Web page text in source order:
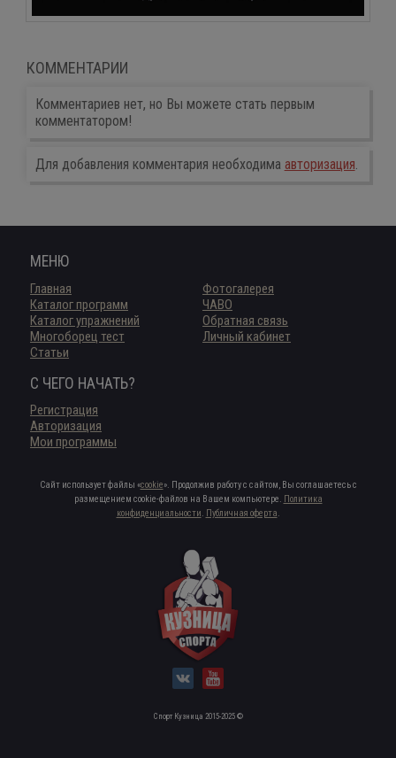
КОММЕНТАРИИ
Комментариев нет, но Вы можете стать первым
комментатором!
Для добавления комментария необходима авторизация.
МЕНЮ
Главная
Каталог программ
Каталог упражнений
Многоборец тест
Статьи
Фотогалерея
ЧАВО
Обратная связь
Личный кабинет
С ЧЕГО НАЧАТЬ?
Регистрация
Авторизация
Мои программы
Сайт использует файлы «cookie». Продолжив работу с сайтом, Вы соглашаетесь с
размещением cookie-файлов на Вашем компьютере. Политика
конфиденциальности. Публичная оферта.
Спорт Кузница 2015-2025 ©